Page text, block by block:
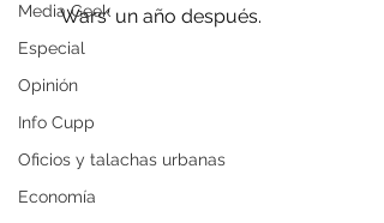
Media Geek
Especial
Opinión
Info Cupp
Oficios y talachas urbanas
Economía
Wars' un año después.